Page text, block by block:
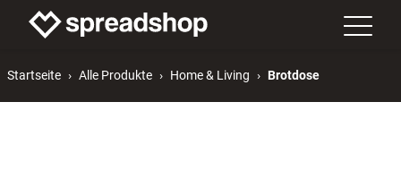
Startseite Alle Produkte Home & Living Brotdose